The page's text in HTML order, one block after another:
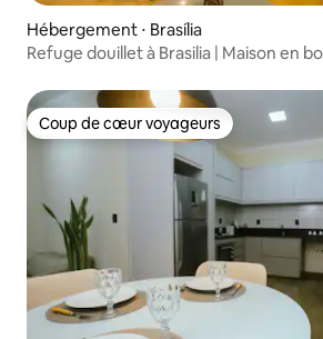
Hébergement ⋅ Brasília
Refuge douillet à Brasilia | Maison en
Coup de cœur voyageurs
Coup de cœur voyageurs